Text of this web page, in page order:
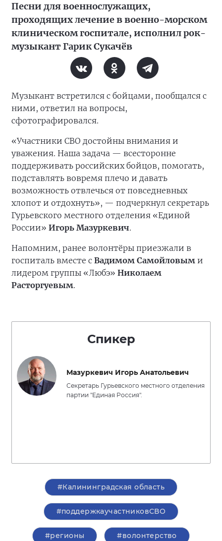
Песни для военнослужащих,
проходящих лечение в военно-морском
клиническом госпитале, исполнил рок-
музыкант Гарик Сукачёв
Музыкант встретился с бойцами, пообщался с
ними, ответил на вопросы,
сфотографировался.
«Участники СВО достойны внимания и
уважения. Наша задача — всесторонне
поддерживать российских бойцов, помогать,
подставлять вовремя плечо и давать
возможность отвлечься от повседневных
хлопот и отдохнуть», — подчеркнул секретарь
Гурьевского местного отделения «Единой
России» Игорь Мазуркевич.
Напомним, ранее волонтёры приезжали в
госпиталь вместе с Вадимом Самойловым и
лидером группы «Любэ» Николаем
Расторгуевым.
Спикер
Мазуркевич Игорь Анатольевич
Секретарь Гурьевского местного отделения
партии "Единая Россия".
#Калининградская область
#поддержкаучастниковСВО
#регионы #волонтерство